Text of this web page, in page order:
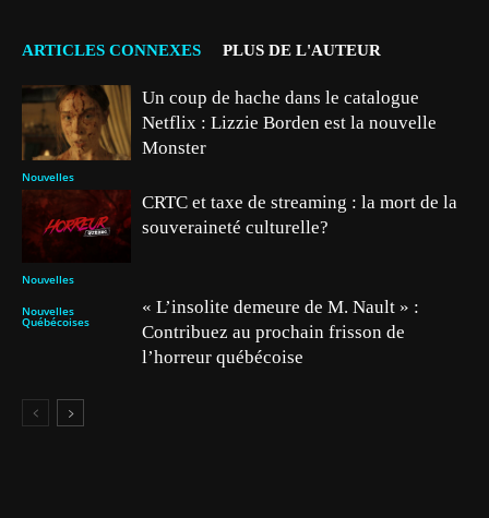
ARTICLES CONNEXES PLUS DE L'AUTEUR
Nouvelles
Un coup de hache dans le catalogue
Netflix : Lizzie Borden est la nouvelle
Monster
Nouvelles
CRTC et taxe de streaming : la mort de la
souveraineté culturelle?
Nouvelles
Québécoises
« L’insolite demeure de M. Nault » :
Contribuez au prochain frisson de
l’horreur québécoise